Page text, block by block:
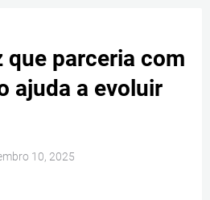
parceria com
ajuda a evoluir
10, 2025